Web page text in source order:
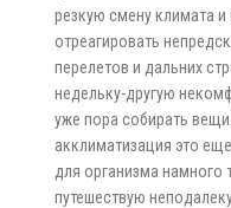
резкую смену климата
отреагировать
перелетов и дальних
недельку-другую
уже пора собирать
акклиматизация это
для организма намного
путешествую